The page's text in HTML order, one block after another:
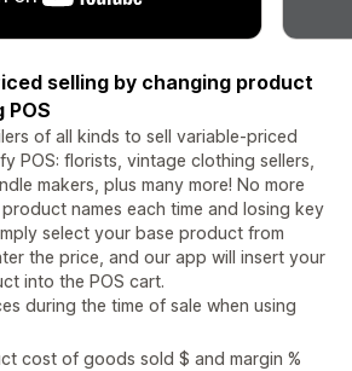
selling by changing product
POS
of all kinds to sell variable-priced
POS: florists, vintage clothing sellers,
makers, plus many more! No more
names each time and losing key
select your base product from
the price, and our app will insert your
into the POS cart.
during the time of sale when using
cost of goods sold $ and margin %